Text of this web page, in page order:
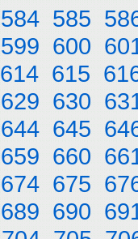
584 585
599 600
614 615
629 630
644 645
659 660
674 675
689 690